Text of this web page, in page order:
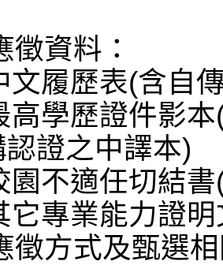
徵資料：
證之中譯本)
徵方式及甄選